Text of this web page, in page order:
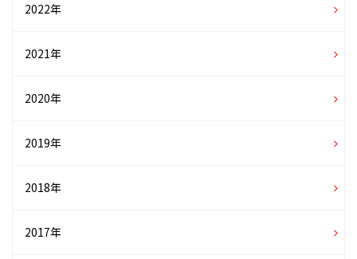
2022年
2021年
2020年
2019年
2018年
2017年